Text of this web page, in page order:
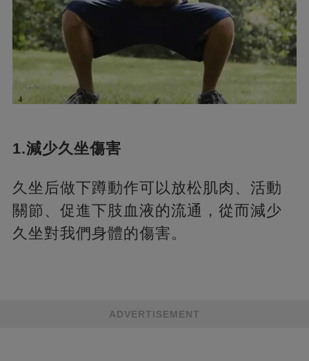
1.減少久坐傷害
久坐后做下蹲動作可以放松肌肉、活動
關節、促進下肢血液的流通，從而減少
久坐對我們身體的傷害。
ADVERTISEMENT